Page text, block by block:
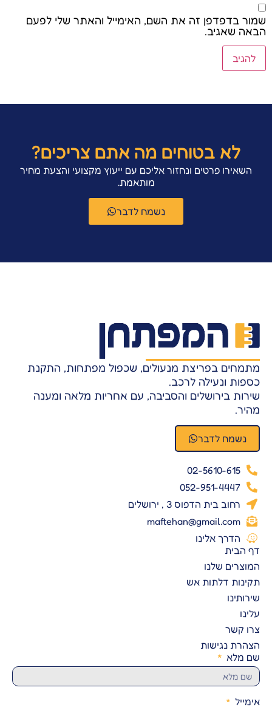
שמור בדפדפן זה את השם, האימייל והאתר שלי לפעם
הבאה שאגיב.
לא בטוחים מה אתם צריכים?
השאירו פרטים ונחזור אליכם עם ייעוץ מקצועי והצעת מחיר
מותאמת.
נשמח לדבר
מתמחים בפריצת מנעולים, שכפול מפתחות, התקנת
כספות ונעילה לרכב.
שירות בירושלים והסביבה, עם אחריות מלאה ומענה
מהיר.
נשמח לדבר
02-5610-615
052-951-4447
רחוב בית הדפוס 3 , ירושלים
maftehan@gmail.com
הדרך אלינו
דף הבית
המוצרים שלנו
תקינות דלתות אש
שירותינו
עלינו
צרו קשר
הצהרת נגישות
שם מלא
אימייל